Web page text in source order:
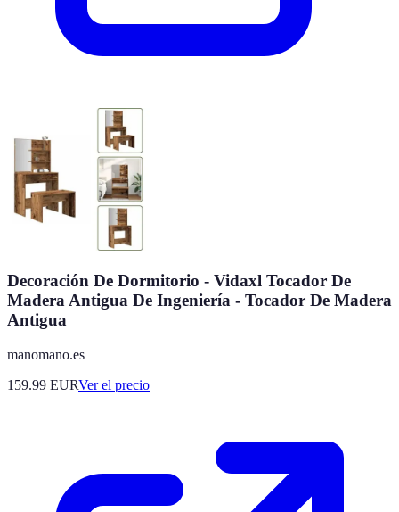
Decoración De Dormitorio - Vidaxl Tocador De
Madera Antigua De Ingeniería - Tocador De Madera
Antigua
manomano.es
159.99 EURVer el precio